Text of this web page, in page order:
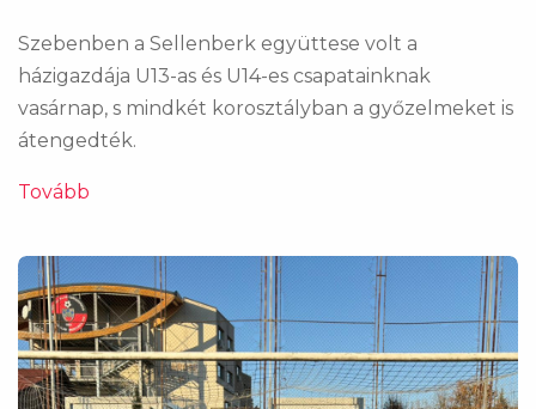
Szebenben a Sellenberk együttese volt a
házigazdája U13-as és U14-es csapatainknak
vasárnap, s mindkét korosztályban a győzelmeket is
átengedték.
Tovább